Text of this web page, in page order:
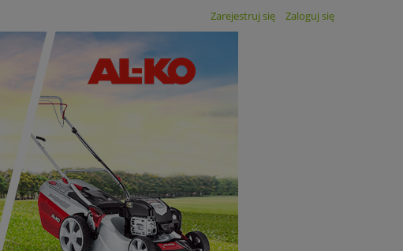
Zarejestruj się Zaloguj się